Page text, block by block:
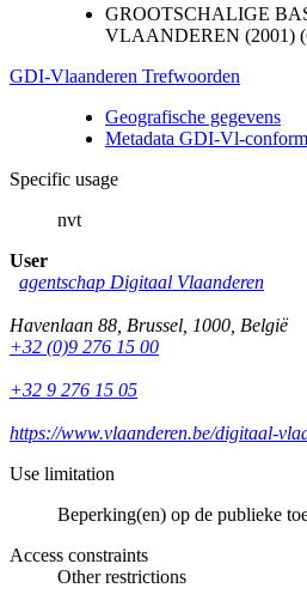
GROOTSCHALIGE
VLAANDEREN (2001)
GDI-Vlaanderen Trefwoorden
Geografische gegevens
Metadata GDI-Vl-conform
Specific usage
nvt
User
agentschap Digitaal Vlaanderen
Havenlaan 88 Brussel 1000 België
+32 (0)9 276 15 00
+32 9 276 15 05
https://www.vlaanderen.be/digitaal-
Use limitation
Beperking(en) op de publieke
Access constraints
Other restrictions